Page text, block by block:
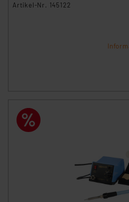
Artikel-Nr. 145122